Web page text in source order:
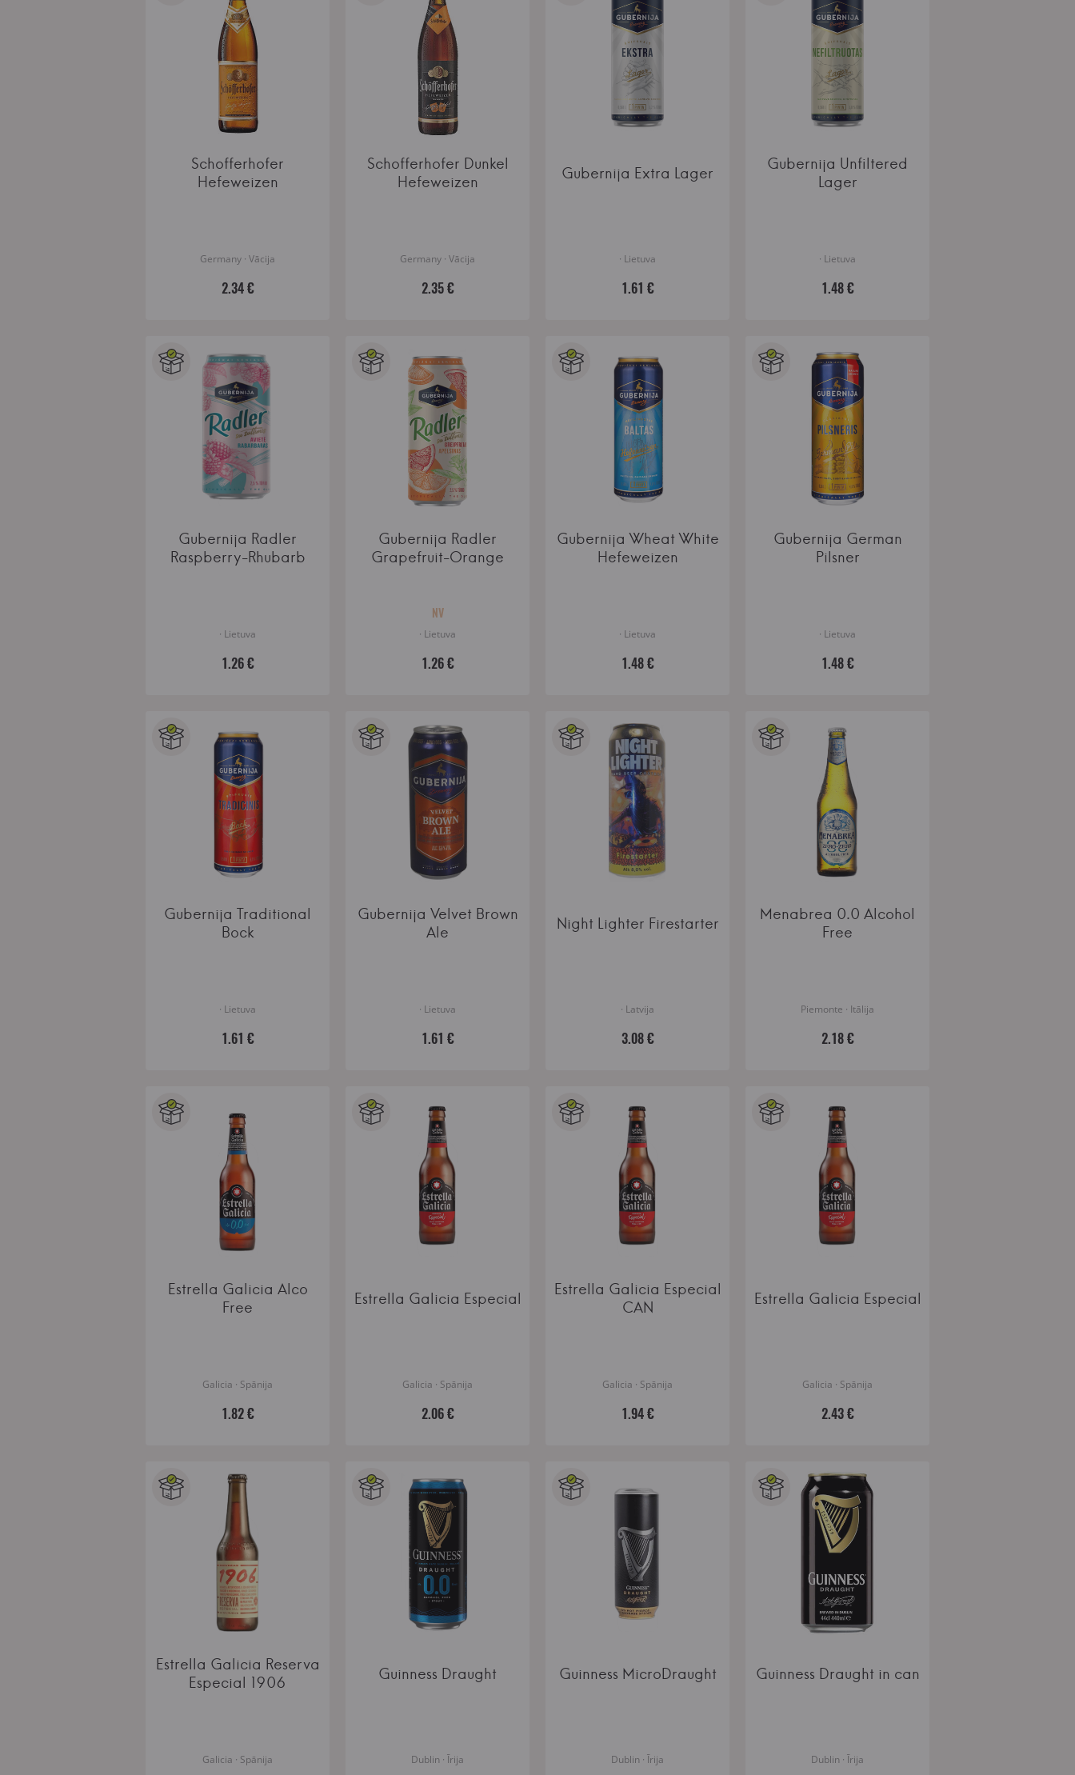
Schofferhofer
Hefeweizen
Germany · Vācija
2.34 €
Schofferhofer Dunkel
Hefeweizen
Germany · Vācija
2.35 €
Gubernija Extra Lager
· Lietuva
1.61 €
Gubernija Unfiltered
Lager
· Lietuva
1.48 €
Gubernija Radler
Raspberry-Rhubarb
· Lietuva
1.26 €
Gubernija Radler
Grapefruit-Orange
NV
· Lietuva
1.26 €
Gubernija Wheat White
Hefeweizen
· Lietuva
1.48 €
Gubernija German
Pilsner
· Lietuva
1.48 €
Gubernija Traditional
Bock
· Lietuva
1.61 €
Gubernija Velvet Brown
Ale
· Lietuva
1.61 €
Night Lighter Firestarter
· Latvija
3.08 €
Menabrea 0.0 Alcohol
Free
Piemonte · Itālija
2.18 €
Estrella Galicia Alco
Free
Galicia · Spānija
1.82 €
Estrella Galicia Especial
Galicia · Spānija
2.06 €
Estrella Galicia Especial
CAN
Galicia · Spānija
1.94 €
Estrella Galicia Especial
Galicia · Spānija
2.43 €
Estrella Galicia Reserva
Especial 1906
Galicia · Spānija
Guinness Draught
Dublin · Īrija
Guinness MicroDraught
Dublin · Īrija
Guinness Draught in can
Dublin · Īrija